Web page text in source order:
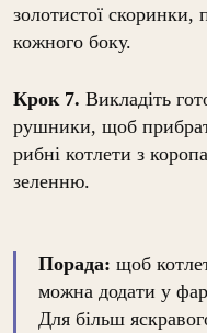
золотистої
кожного боку.
Крок 7. Викладіть
рушники, щоб
рибні котлети з
зеленню.
Порада: щоб
можна додати у
Для більш